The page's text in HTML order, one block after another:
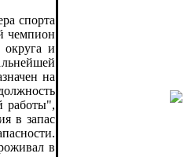
спорта
чемпион
округа и
на
работы",
в запас
в